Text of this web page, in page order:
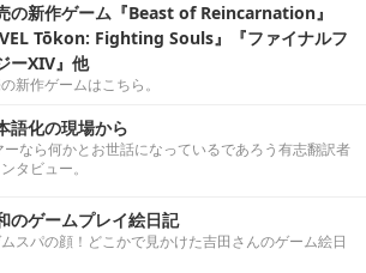
の新作ゲーム『Beast of Reincarnation』
Tōkon: Fighting Souls』『ファイナルフ
ーXIV』他
新作ゲームはこちら。
語化の現場から
ーなら何かとお世話になっているであろう有志翻訳者
タビュー。
のゲームプレイ絵日記
スパの顔！どこかで見かけた吉田さんのゲーム絵日